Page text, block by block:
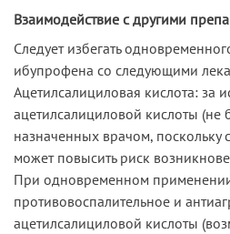
Взаимодействие с другими
Следует избегать
ибупрофена со следующими
Ацетилсалициловая кислота: за
ацетилсалициловой кислоты (не
назначенных врачом, поскольку
может повысить риск
При одновременном
противовоспалительное и
ацетилсалициловой кислоты